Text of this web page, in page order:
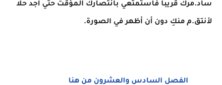
سأد.مرك قريبا فاستمتعي بانتصارك المؤقت حتي أجد حلا
لأنتق.م منكِ دون أن أظهر في الصورة.
الفصل السادس والعشرون من هنا